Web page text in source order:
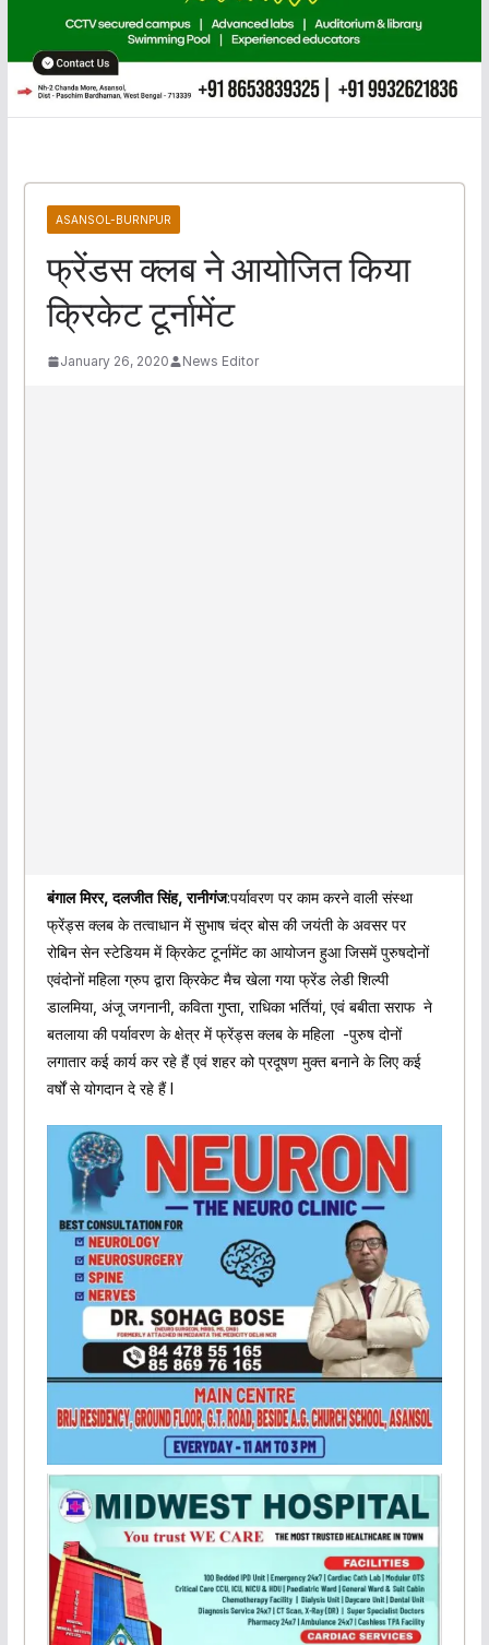
ASANSOL-BURNPUR
फ्रेंडस क्लब ने आयोजित किया
क्रिकेट टूर्नामेंट
January 26, 2020 News Editor
बंगाल मिरर, दलजीत सिंह, रानीगंज:पर्यावरण पर काम करने वाली संस्था
फ्रेंड्स क्लब के तत्वाधान में सुभाष चंद्र बोस की जयंती के अवसर पर
रोबिन सेन स्टेडियम में क्रिकेट टूर्नामेंट का आयोजन हुआ जिसमें पुरुषदोनों
एवंदोनों महिला ग्रुप द्वारा क्रिकेट मैच खेला गया फ्रेंड लेडी शिल्पी
डालमिया, अंजू जगनानी, कविता गुप्ता, राधिका भर्तियां, एवं बबीता सराफ ने
बतलाया की पर्यावरण के क्षेत्र में फ्रेंड्स क्लब के महिला -पुरुष दोनों
लगातार कई कार्य कर रहे हैं एवं शहर को प्रदूषण मुक्त बनाने के लिए कई
वर्षों से योगदान दे रहे हैं l